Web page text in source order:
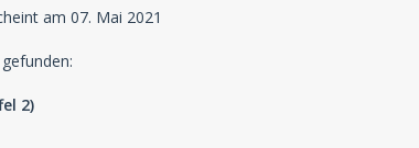
am 07. Mai 2021
2)